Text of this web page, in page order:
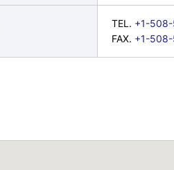
TEL. +1-
FAX. +1-